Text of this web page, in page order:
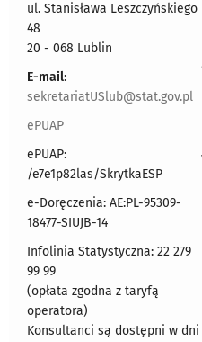
ul. Stanisława Leszczyńskiego
48
20 - 068 Lublin
E-mail:
sekretariatUSlub@stat.gov.pl
ePUAP
ePUAP:
/e7e1p82las/SkrytkaESP
e-Doręczenia: AE:PL-95309-
18477-SIUJB-14
Infolinia Statystyczna: 22 279
99 99
(opłata zgodna z taryfą
operatora)
Konsultanci są dostępni w dni